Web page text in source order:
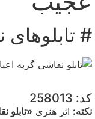
#
کد: 258013
نکته: اثر هنری «تابلو